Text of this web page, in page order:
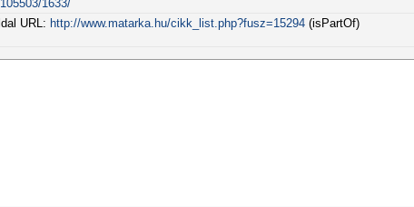
1633/
URL: http://www.matarka.hu/cikk_list.php?fusz=15294(isPartOf)